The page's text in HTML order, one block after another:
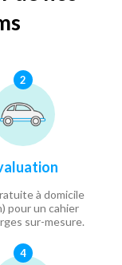
2
à domicile
pour un cahier
sur-mesure.
4